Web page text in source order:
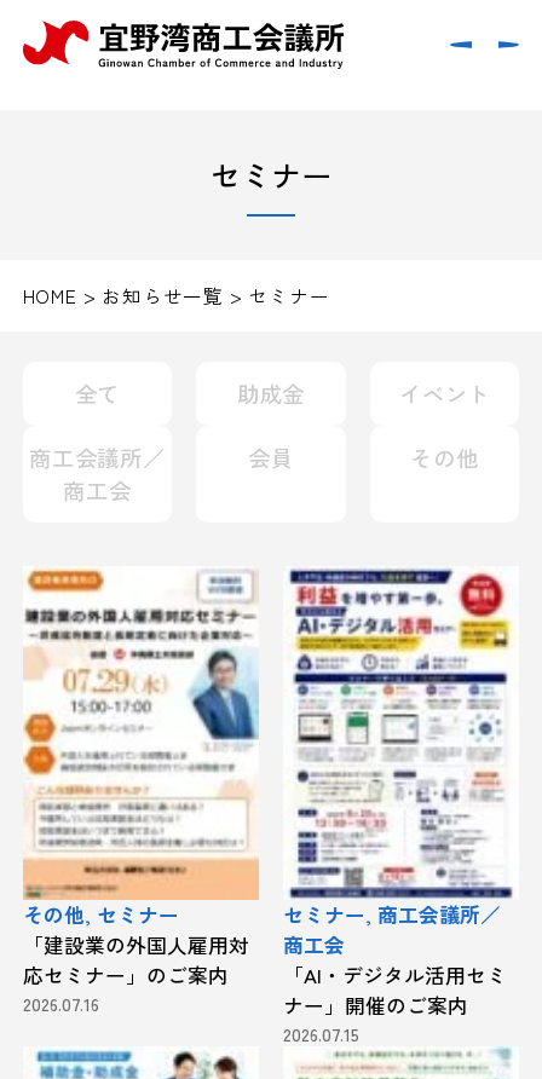
セミナー
HOME > お知らせ一覧 > セミナー
全て 助成金 イベント
商工会議所／
商工会
会員 その他
その他, セミナー
「建設業の外国人雇用対
応セミナー」のご案内
2026.07.16
セミナー, 商工会議所／
商工会
「AI・デジタル活用セミ
ナー」開催のご案内
2026.07.15